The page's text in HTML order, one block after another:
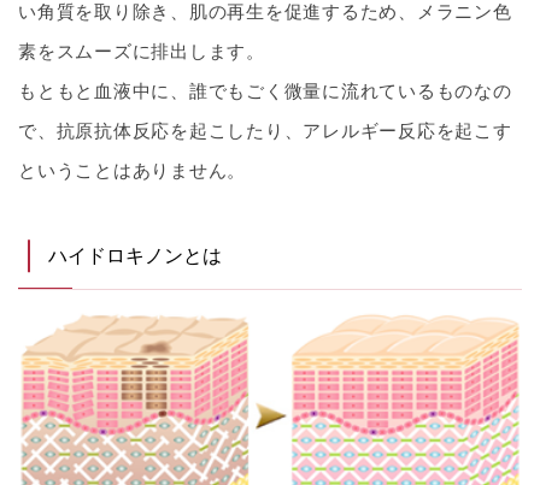
い角質を取り除き、肌の再生を促進するため、メラニン色
素をスムーズに排出します。
もともと血液中に、誰でもごく微量に流れているものなの
で、抗原抗体反応を起こしたり、アレルギー反応を起こす
ということはありません。
ハイドロキノンとは